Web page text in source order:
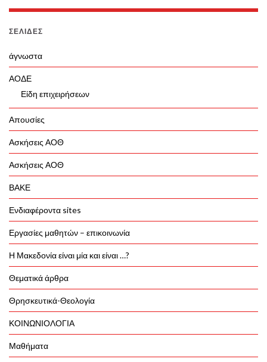
ΣΕΛΊΔΕΣ
άγνωστα
ΑΟΔΕ
Είδη επιχειρήσεων
Απουσίες
Ασκήσεις ΑΟΘ
Ασκήσεις ΑΟΘ
ΒΑΚΕ
Ενδιαφέροντα sites
Εργασίες μαθητών – επικοινωνία
Η Μακεδονία είναι μία και είναι …?
Θεματικά άρθρα
Θρησκευτικά-Θεολογία
ΚΟΙΝΩΝΙΟΛΟΓΙΑ
Μαθήματα